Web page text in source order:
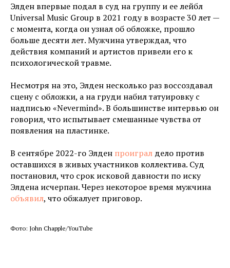
Элден впервые подал в суд на группу и ее лейбл
Universal Music Group в 2021 году в возрасте 30 лет —
с момента, когда он узнал об обложке, прошло
больше десяти лет. Мужчина утверждал, что
действия компаний и артистов привели его к
психологической травме.
Несмотря на это, Элден несколько раз воссоздавал
сцену с обложки, а на груди набил татуировку с
надписью «Nevermind». В большинстве интервью он
говорил, что испытывает смешанные чувства от
появления на пластинке.
В сентябре 2022-го Элден проиграл дело против
оставшихся в живых участников коллектива. Суд
постановил, что срок исковой давности по иску
Элдена исчерпан. Через некоторое время мужчина
объявил, что обжалует приговор.
Фото: John Chapple/YouTube